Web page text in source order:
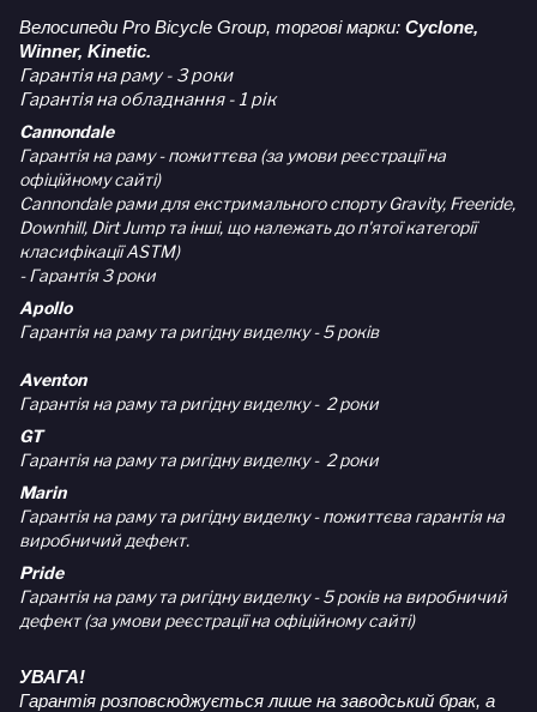
Велосипеди Pro Bicycle Group, торгові марки: Cyclone,
Winner, Kinetic.
Гарантія на раму - 3 роки
Гарантія на обладнання - 1 рік
Cannondale
Гарантія на раму - пожиттєва (за умови реєстрації на
офіційному сайті)
Cannondale рами для екстримального спорту Gravity, Freeride,
Downhill, Dirt Jump та інші, що належать до п'ятої категорії
класифікації ASTM)
- Гарантія 3 роки
Apollo
Гарантія на раму та ригідну виделку - 5 років
Aventon
Гарантія на раму та ригідну виделку - 2 роки
GT
Гарантія на раму та ригідну виделку - 2 роки
Marin
Гарантія на раму та ригідну виделку - пожиттєва гарантія на
виробничий дефект.
Pride
Гарантія на раму та ригідну виделку - 5 років на виробничий
дефект (за умови реєстрації на офіційному сайті)
УВАГА!
Гарантія розповсюджується лише на заводський брак, а